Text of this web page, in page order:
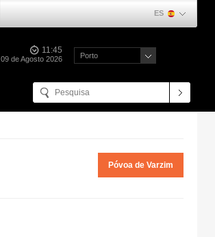
ES
11:45
, 09 de Agosto 2026 Porto
Póvoa de Varzim